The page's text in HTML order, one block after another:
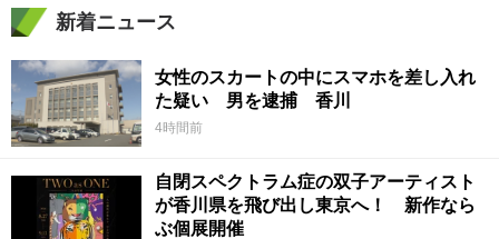
新着ニュース
女性のスカートの中にスマホを差し入れ
た疑い 男を逮捕 香川
4時間前
自閉スペクトラム症の双子アーティスト
が香川県を飛び出し東京へ！ 新作なら
ぶ個展開催